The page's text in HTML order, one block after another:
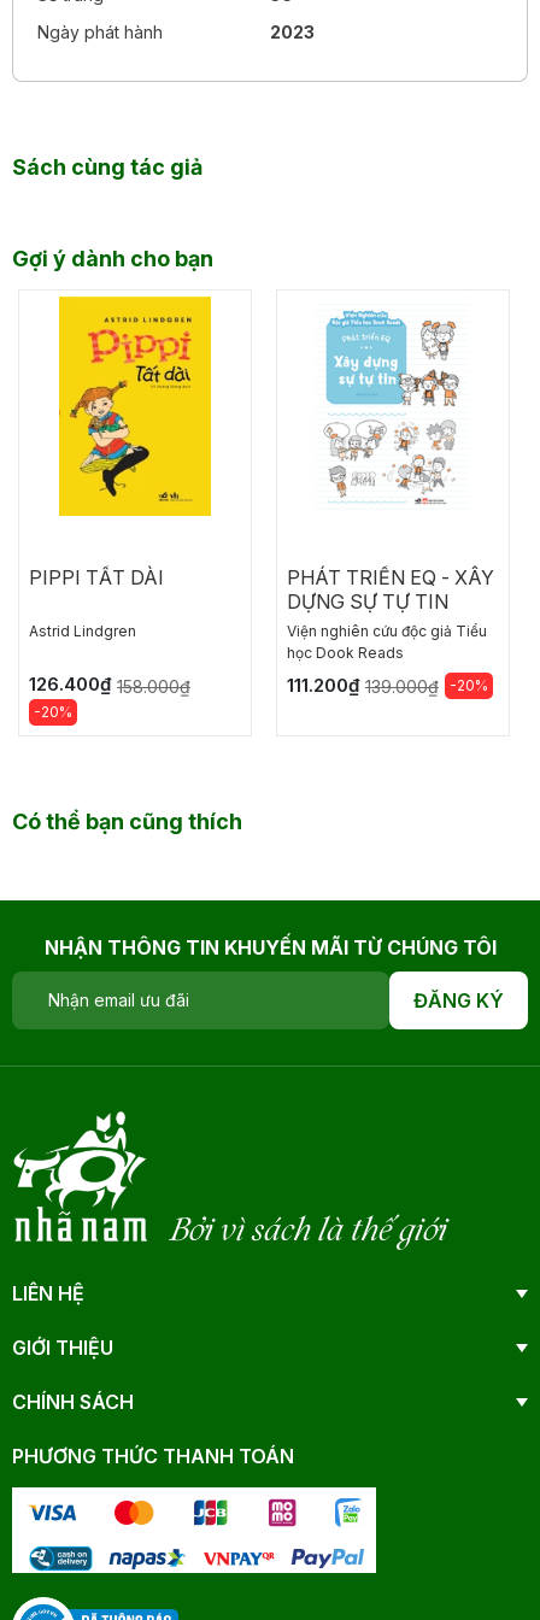
Ngày phát hành
2023
Sách cùng tác giả
Gợi ý dành cho bạn
PIPPI TẤT DÀI
Astrid Lindgren
126.400₫ 158.000₫
-20%
PHÁT TRIỂN EQ - XÂY
DỰNG SỰ TỰ TIN
Viện nghiên cứu độc giả Tiểu
học Dook Reads
111.200₫ 139.000₫ -20%
Có thể bạn cũng thích
NHẬN THÔNG TIN KHUYẾN MÃI TỪ CHÚNG TÔI
ĐĂNG KÝ
Bởi vì sách là thế giới
LIÊN HỆ
GIỚI THIỆU
CHÍNH SÁCH
PHƯƠNG THỨC THANH TOÁN